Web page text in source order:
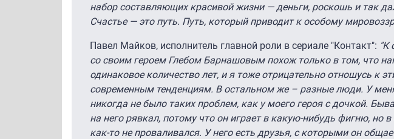
набор составляющих красивой жизни — деньги, роскошь и так
Счастье — это путь. Путь, который приводит к особому
Павел Майков, исполнитель главной роли в сериале "Контакт": "К
со своим героем Глебом Барнашовым похож только в том, что
одинаковое количество лет, и я тоже отрицательно отношусь к
современным тенденциям. В остальном же – разные люди. У
никогда не было таких проблем, как у моего героя с дочкой.
на него рявкал, потому что он играет в какую-нибудь фигню, но в
как-то не проваливался. У него есть друзья, с которыми он